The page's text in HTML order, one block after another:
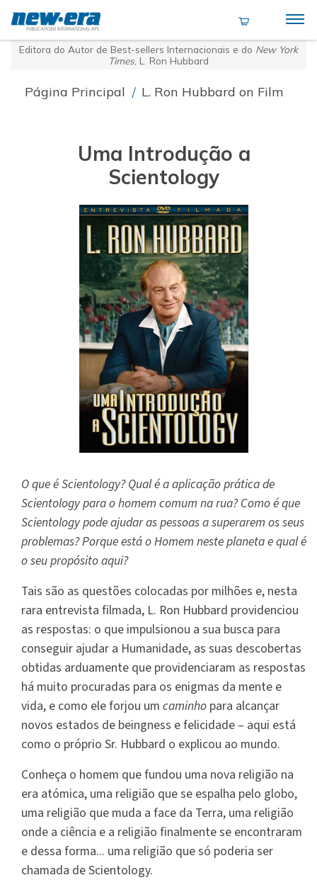
Editora do Autor de Best-sellers Internacionais e do New York
Times , L. Ron Hubbard
Página Principal / L. Ron Hubbard on Film
Uma Introdução a
Scientology
O que é Scientology? Qual é a aplicação prática de
Scientology para o homem comum na rua? Como é que
Scientology pode ajudar as pessoas a superarem os seus
problemas? Porque está o Homem neste planeta e qual é
o seu propósito aqui?
Tais são as questões colocadas por milhões e, nesta
rara entrevista filmada, L. Ron Hubbard providenciou
as respostas: o que impulsionou a sua busca para
conseguir ajudar a Humanidade, as suas descobertas
obtidas arduamente que providenciaram as respostas
há muito procuradas para os enigmas da mente e
vida, e como ele forjou um caminho para alcançar
novos estados de beingness e felicidade – aqui está
como o próprio Sr. Hubbard o explicou ao mundo.
Conheça o homem que fundou uma nova religião na
era atómica, uma religião que se espalha pelo globo,
uma religião que muda a face da Terra, uma religião
onde a ciência e a religião finalmente se encontraram
e dessa forma... uma religião que só poderia ser
chamada de Scientology.